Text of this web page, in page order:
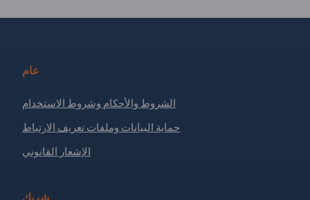
عام
الشروط والأحكام وشروط الاستخدام
حماية البيانات وملفات تعريف الارتباط
الإشعار القانوني
شريك